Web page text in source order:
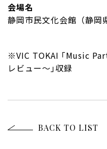
会場名
静岡市民文化会館（静岡
※VIC TOKAI ｢Music
レビュー～｣収録
BACK TO LIST